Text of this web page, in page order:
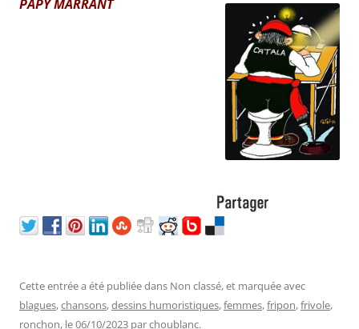
PAPY MARRANT
Cette entrée a été publiée dans Non classé, et marquée avec
blagues,chansons,dessins humoristiques,femmes,fripon,frivole,
ronchon, le06/10/2023 parchoublanc.